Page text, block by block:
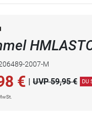
2007-M
€ | UVP 59,95 € DU